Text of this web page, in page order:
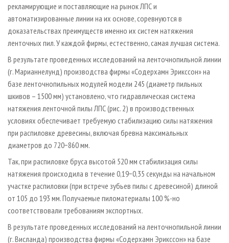
рекламирующие и поставляющие на рынок ЛПС и
автоматизированные линии на их основе, соревнуются в
доказательствах преимуществ именно их систем натяжения
ленточных пил. У каждой фирмы, естественно, самая лучшая система.
В результате проведенных исследований на ленточнопильной линии
(г. Марианнелунд) производства фирмы «Содерхамн Эрикссон» на
базе ленточнопильных модулей модели 245 (диаметр пильных
шкивов – 1500 мм) установлено, что гидравлическая система
натяжения ленточной пилы ЛПС (рис. 2) в производственных
условиях обеспечивает требуемую стабилизацию силы натяжения
при распиловке древесины, включая бревна максимальных
диаметров до 720−860 мм.
Так, при распиловке бруса высотой 520 мм стабилизация силы
натяжения происходила в течение 0,19−0,35 секунды на начальном
участке распиловки (при встрече зубьев пилы с древесиной) длиной
от 105 до 193 мм. Получаемые пиломатериалы 100 %-но
соответствовали требованиям экспортных.
В результате проведенных исследований на ленточнопильной линии
(г. Висланда) производства фирмы «Содерхамн Эрикссон» на базе